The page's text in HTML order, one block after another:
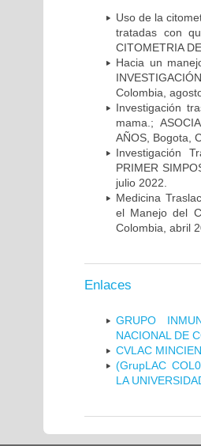
Uso de la
tratadas con
CITOMETRIA
Hacia un
Colombia,
Investigación
mama.;
AÑOS, Bogota,
Investigación
PRIMER
julio 2022.
Medicina
el Manejo del
Colombia, abril
Enlaces
GRUPO
NACIONAL DE
CVLAC
(GrupLAC
LA